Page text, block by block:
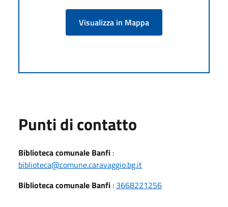
Visualizza in Mappa
Punti di contatto
Biblioteca comunale Banfi :
biblioteca@comune.caravaggio.bg.it
Biblioteca comunale Banfi : 3668221256